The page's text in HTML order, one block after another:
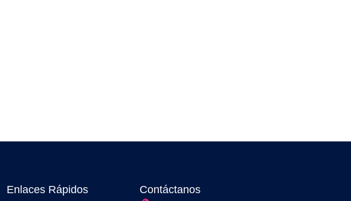
Enlaces Rápidos Contáctanos